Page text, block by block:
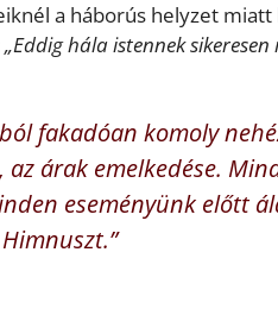
a háborús helyzet
„Eddig hála istennek
fakadóan komoly
az árak emelkedése.
eseményünk előtt